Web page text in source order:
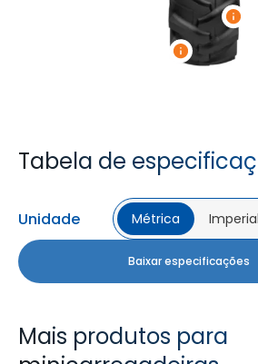
Tabela de
Unidade Métrica Imperial
Baixar especificações
Mais produtos para